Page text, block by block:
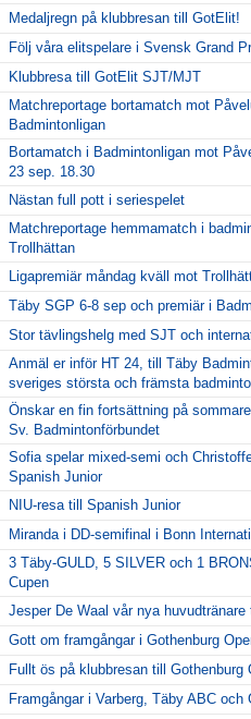
Medaljregn på klubbresan till GotElit!
Följ våra elitspelare i Svensk Grand
Klubbresa till GotElit SJT/MJT
Matchreportage bortamatch mot
Badmintonligan
Bortamatch i Badmintonligan mot
23 sep. 18.30
Nästan full pott i seriespelet
Matchreportage hemmamatch i
Trollhättan
Ligapremiär måndag kväll mot
Täby SGP 6-8 sep och premiär i
Stor tävlingshelg med SJT och
Anmäl er inför HT 24, till Täby
sveriges största och främsta
Önskar en fin fortsättning på
Sv. Badmintonförbundet
Sofia spelar mixed-semi och
Spanish Junior
NIU-resa till Spanish Junior
Miranda i DD-semifinal i Bonn
3 Täby-GULD, 5 SILVER och 1
Cupen
Jesper De Waal vår nya huvudtränare
Gott om framgångar i Gothenburg
Fullt ös på klubbresan till Gothenburg
Framgångar i Varberg, Täby ABC och